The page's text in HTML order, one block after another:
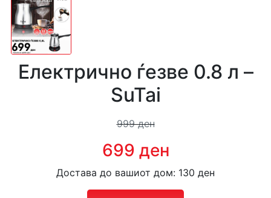
Електрично ѓезве 0.8 л –
SuTai
999 ден
699 ден
Достава до вашиот дом: 130 ден